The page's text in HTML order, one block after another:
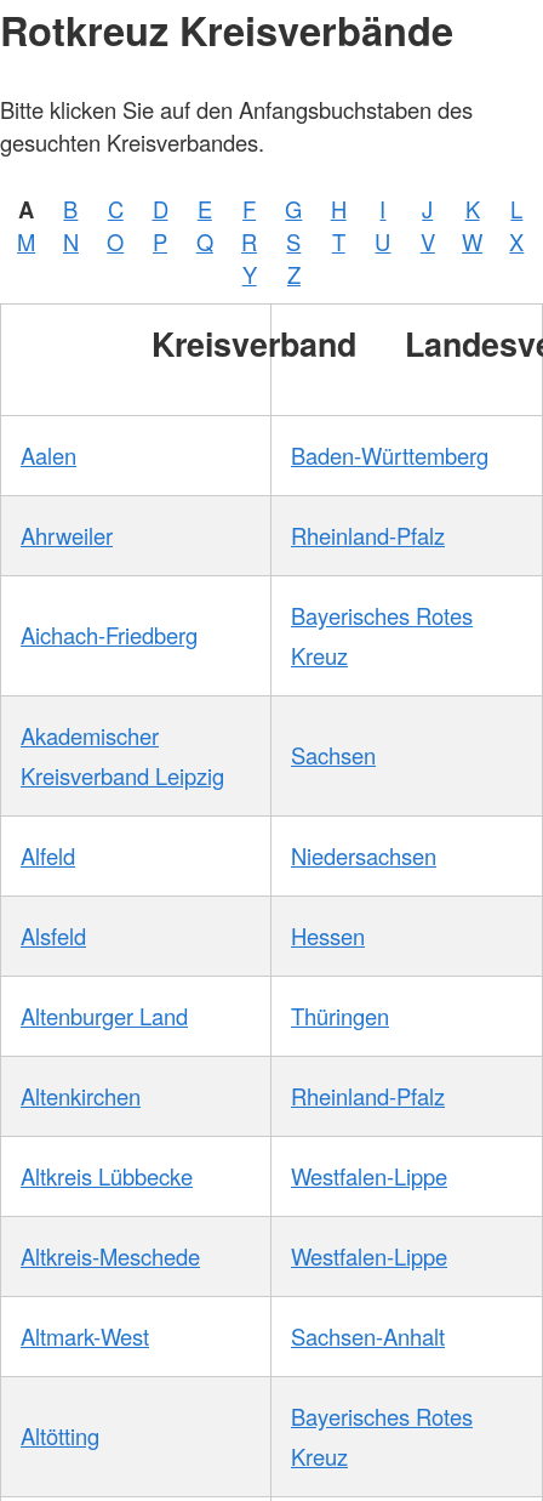
Rotkreuz Kreisverbände
Bitte klicken Sie auf den Anfangsbuchstaben des
gesuchten Kreisverbandes.
A B C D E F G H I J K
L
M
N O P Q R S T U V W
X
Y
Z
Kreisverband
Aalen Baden-Württemberg
Ahrweiler Rheinland-Pfalz
Aichach-Friedberg
Bayerisches Rotes
Kreuz
Akademischer
Kreisverband Leipzig
Sachsen
Alfeld Niedersachsen
Alsfeld Hessen
Altenburger Land Thüringen
Altenkirchen Rheinland-Pfalz
Altkreis Lübbecke Westfalen-Lippe
Altkreis-Meschede Westfalen-Lippe
Altmark-West Sachsen-Anhalt
Altötting
Bayerisches Rotes
Kreuz